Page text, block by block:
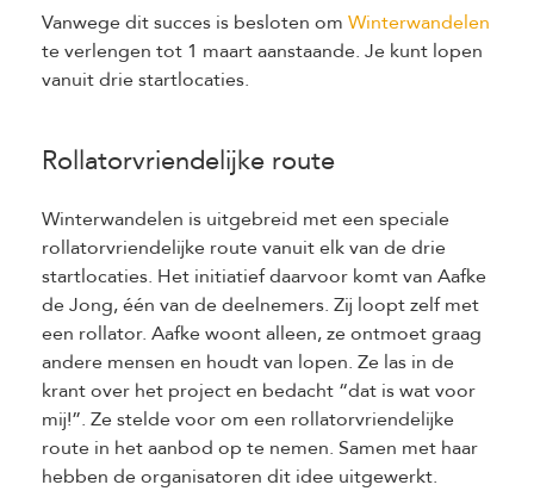
Vanwege dit succes is besloten om Winterwandelen
te verlengen tot 1 maart aanstaande. Je kunt lopen
vanuit drie startlocaties.
Rollatorvriendelijke route
Winterwandelen is uitgebreid met een speciale
rollatorvriendelijke route vanuit elk van de drie
startlocaties. Het initiatief daarvoor komt van Aafke
de Jong, één van de deelnemers. Zij loopt zelf met
een rollator. Aafke woont alleen, ze ontmoet graag
andere mensen en houdt van lopen. Ze las in de
krant over het project en bedacht “dat is wat voor
mij!”. Ze stelde voor om een rollatorvriendelijke
route in het aanbod op te nemen. Samen met haar
hebben de organisatoren dit idee uitgewerkt.